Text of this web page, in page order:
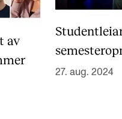
og komitéer
planer og
Hvem gjør hva i
av
27. aug. 2024